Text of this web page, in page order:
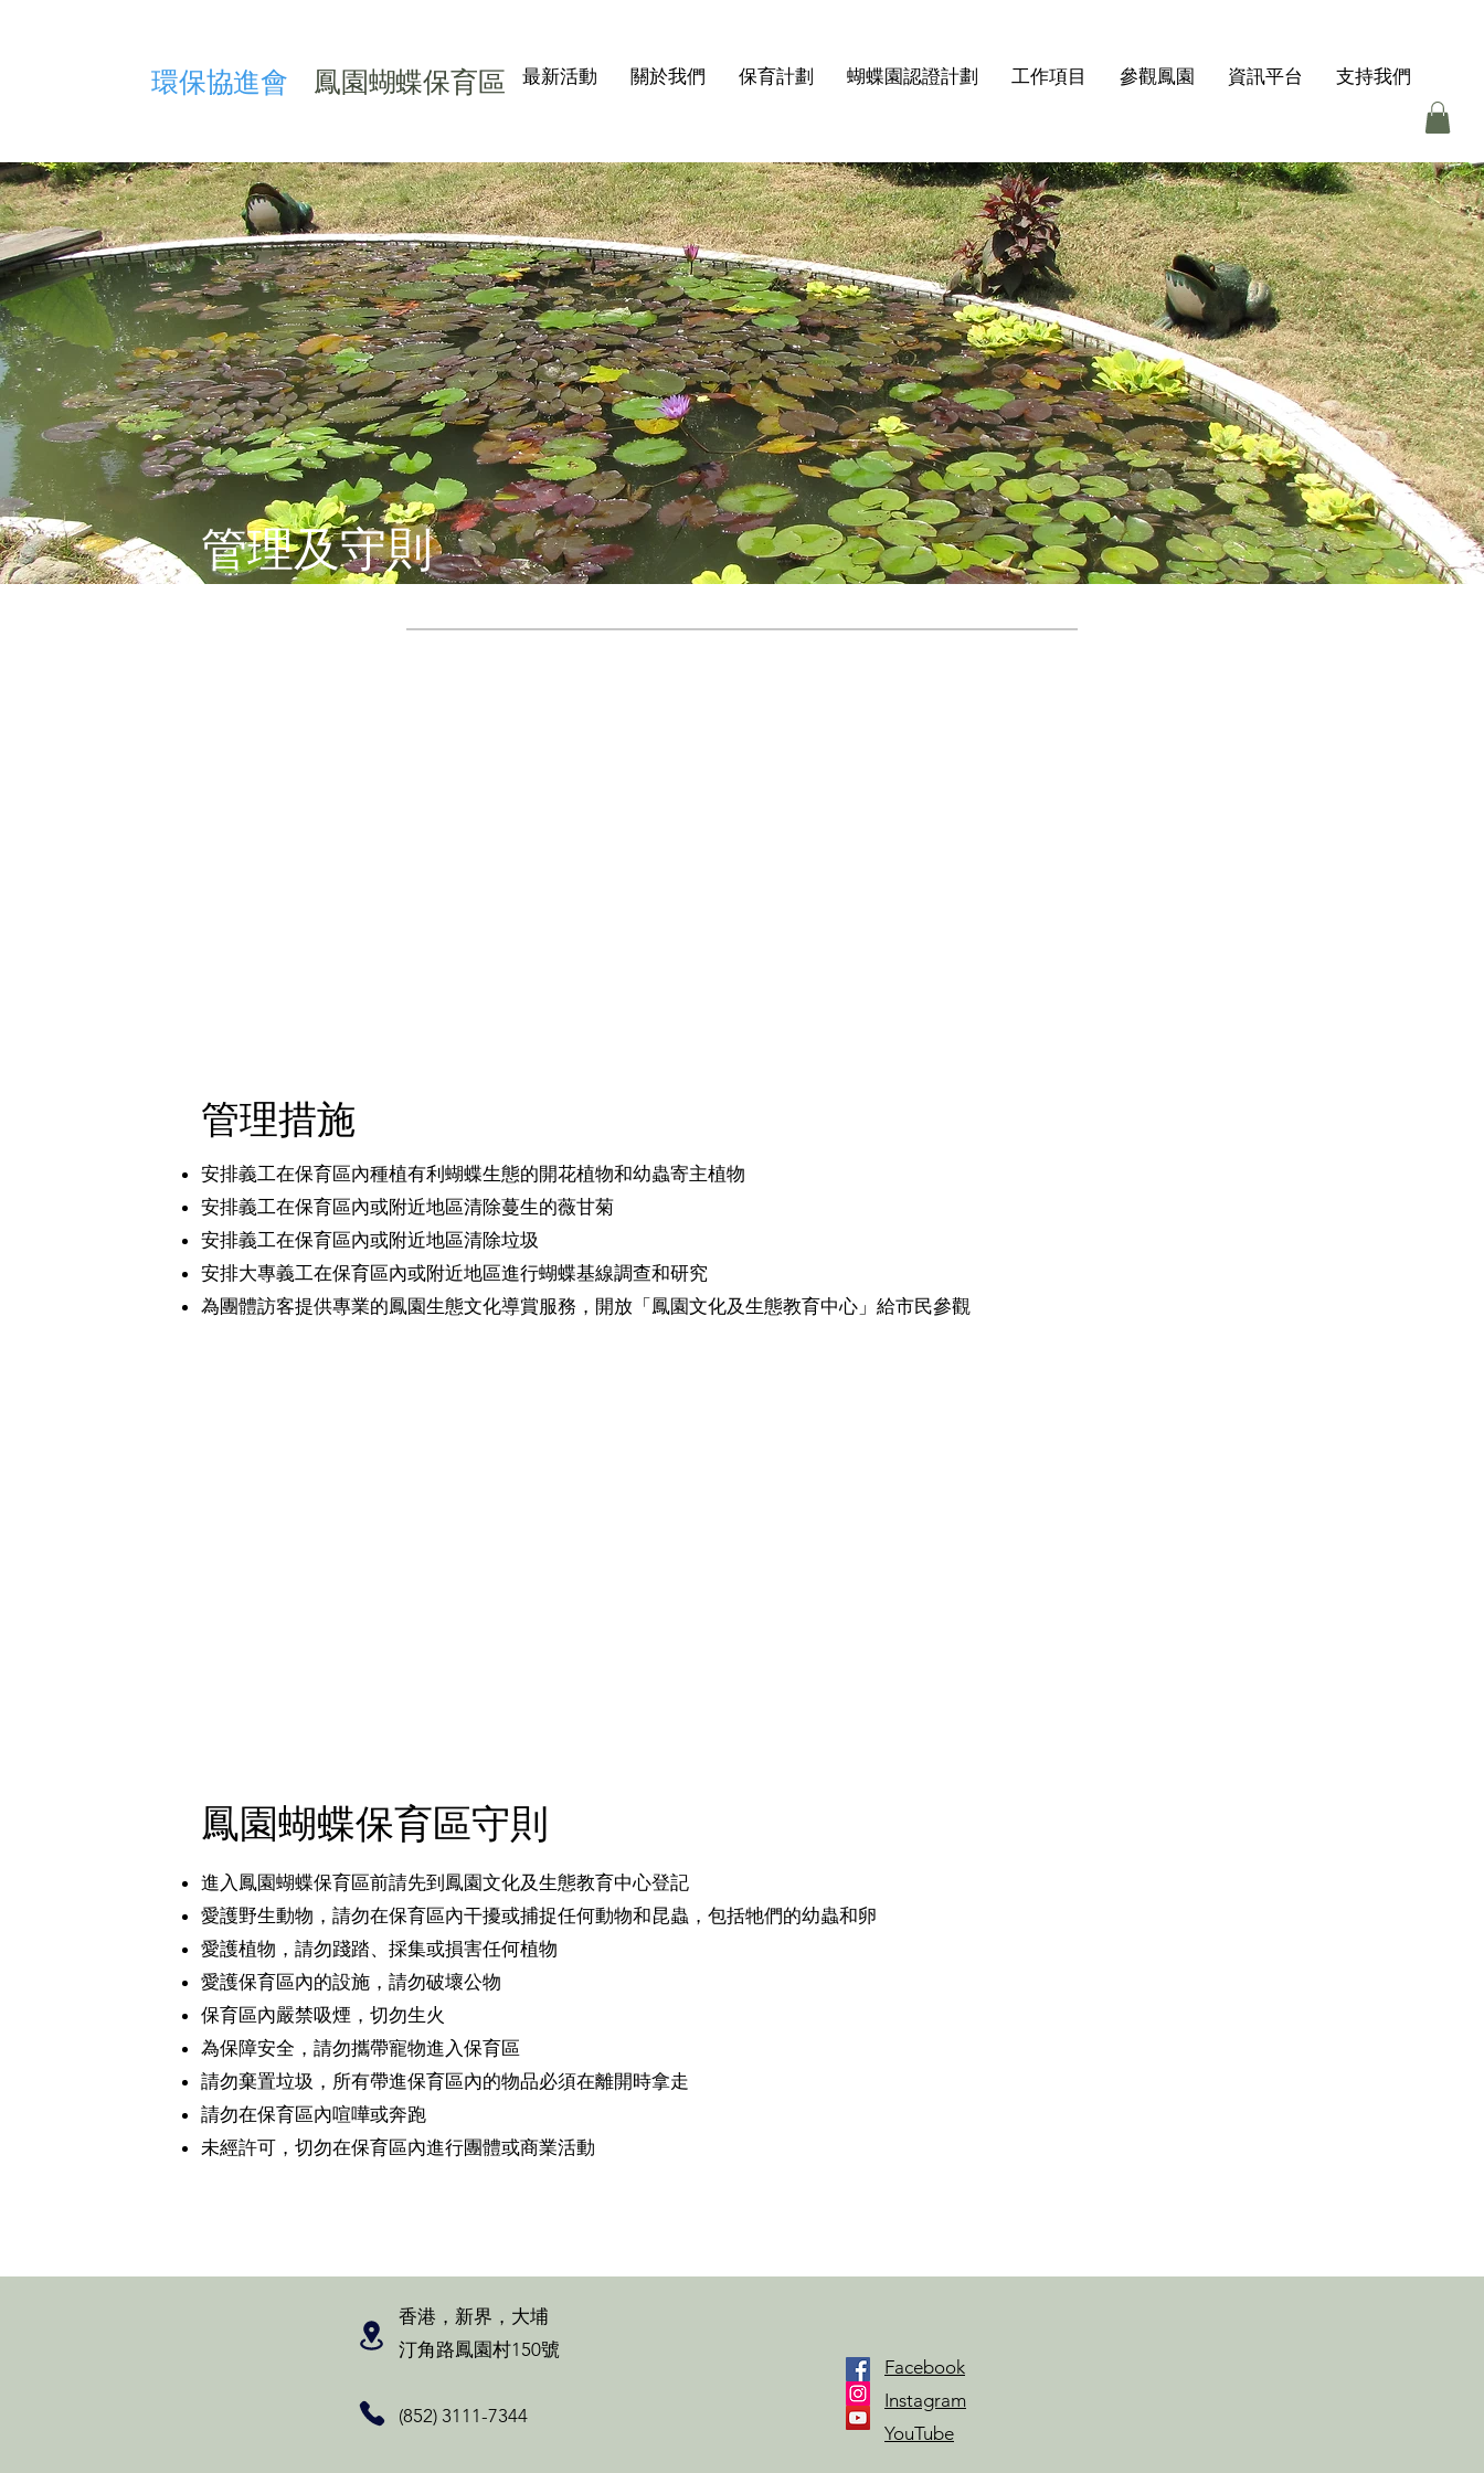
​環保協進會 鳳園蝴蝶保育區 最新活動 關於我們 保育計劃 蝴蝶園認證計劃 工作項目 參觀鳳園 資訊平台 支持我們
管理及守則
管理措施
安排義工在保育區內種植有利蝴蝶生態的開花植物和幼蟲寄主植物
安排義工在保育區內或附近地區清除蔓生的薇甘菊
安排義工在保育區內或附近地區清除垃圾
安排大專義工在保育區內或附近地區進行蝴蝶基線調查和研究
為團體訪客提供專業的鳳園生態文化導賞服務，開放「鳳園文化及生態教育中心」給市民參觀
鳳園蝴蝶保育區守則
進入鳳園蝴蝶保育區前請先到鳳園文化及生態教育中心登記
愛護野生動物，請勿在保育區內干擾或捕捉任何動物和昆蟲，包括牠們的幼蟲和卵
愛護植物，請勿踐踏、採集或損害任何植物
愛護保育區內的設施，請勿破壞公物
保育區內嚴禁吸煙，切勿生火
為保障安全，請勿攜帶寵物進入保育區
請勿棄置垃圾，所有帶進保育區內的物品必須在離開時拿走
請勿在保育區內喧嘩或奔跑
未經許可，切勿在保育區內進行團體或商業活動
香港，新界，大埔
汀角路鳳園村150號
(852) 3111-7344
Facebook
Instagram
YouTube